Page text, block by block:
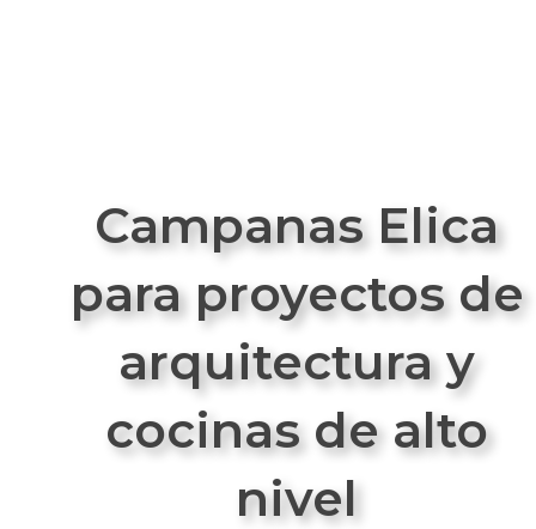
Campanas Elica
para proyectos de
arquitectura y
cocinas de alto
nivel